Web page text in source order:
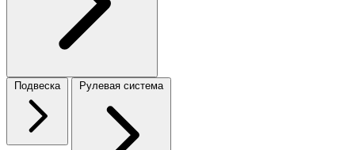
Подвеска Рулевая система